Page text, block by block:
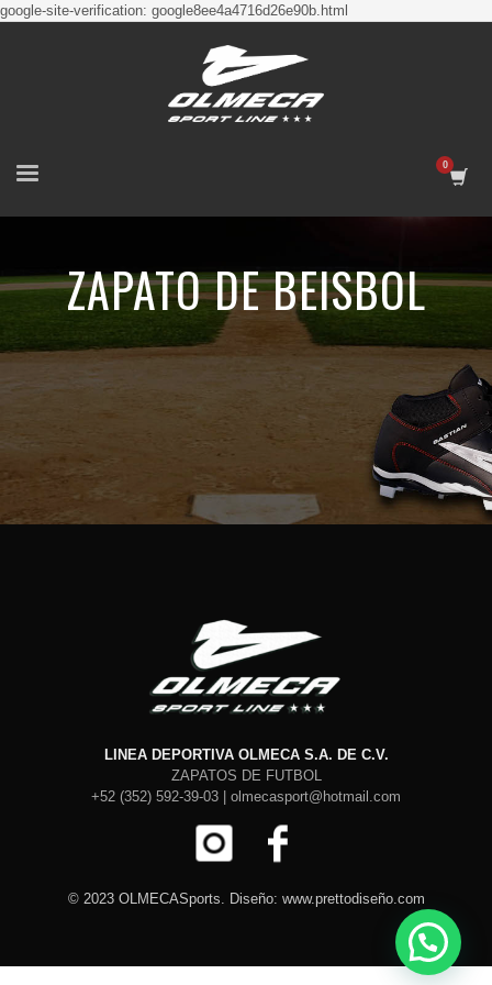
google-site-verification: google8ee4a4716d26e90b.html
ZAPATO DE BEISBOL
LINEA DEPORTIVA OLMECA S.A. DE C.V.
ZAPATOS DE FUTBOL
+52 (352) 592-39-03 | olmecasport@hotmail.com
© 2023 OLMECASports. Diseño: www.prettodiseño.com